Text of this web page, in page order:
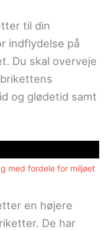
til din
indflydelse på
Du skal overveje
og glødetid samt
med fordele for miljøet
en højere
De har